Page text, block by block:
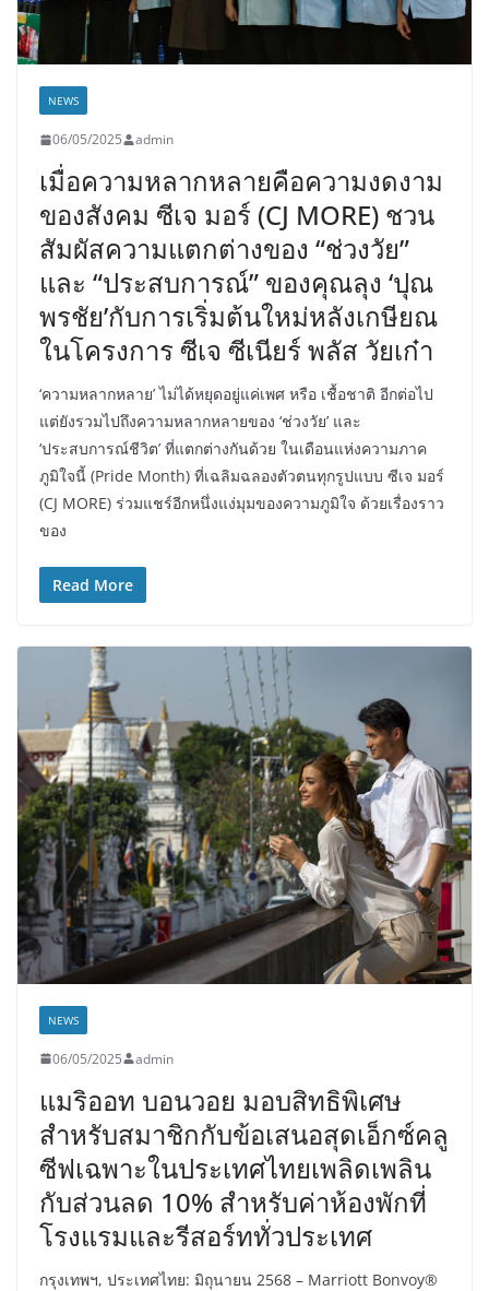
NEWS
06/05/2025 admin
เมื่อความหลากหลายคือความงดงาม
ของสังคม ซีเจ มอร์ (CJ MORE) ชวน
สัมผัสความแตกต่างของ “ช่วงวัย”
และ “ประสบการณ์” ของคุณลุง ‘ปุณ
พรชัย’กับการเริ่มต้นใหม่หลังเกษียณ
ในโครงการ ซีเจ ซีเนียร์ พลัส วัยเก๋า
‘ความหลากหลาย’ ไม่ได้หยุดอยู่แค่เพศ หรือ เชื้อชาติ อีกต่อไป
แต่ยังรวมไปถึงความหลากหลายของ ‘ช่วงวัย’ และ
‘ประสบการณ์ชีวิต’ ที่แตกต่างกันด้วย ในเดือนแห่งความภาค
ภูมิใจนี้ (Pride Month) ที่เฉลิมฉลองตัวตนทุกรูปแบบ ซีเจ มอร์
(CJ MORE) ร่วมแชร์อีกหนึ่งแง่มุมของความภูมิใจ ด้วยเรื่องราว
ของ
Read More
NEWS
06/05/2025 admin
แมริออท บอนวอย มอบสิทธิพิเศษ
สำหรับสมาชิกกับข้อเสนอสุดเอ็กซ์คลู
ซีฟเฉพาะในประเทศไทยเพลิดเพลิน
กับส่วนลด 10% สำหรับค่าห้องพักที่
โรงแรมและรีสอร์ททั่วประเทศ
กรุงเทพฯ, ประเทศไทย: มิถุนายน 2568 – Marriott Bonvoy®